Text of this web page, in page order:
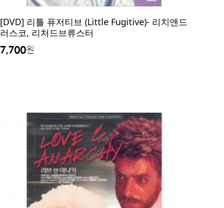
[DVD] 리틀 퓨저티브 (Little Fugitive)- 리치앤드
러스코, 리처드브류스터
7,700원